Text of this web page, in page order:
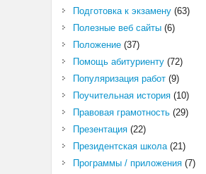
Подготовка к экзамену(63)
Полезные веб сайты(6)
Положение(37)
Помощь абитуриенту(72)
Популяризация работ(9)
Поучительная история(10)
Правовая грамотность(29)
Презентация(22)
Президентская школа(21)
Программы / приложения(7)